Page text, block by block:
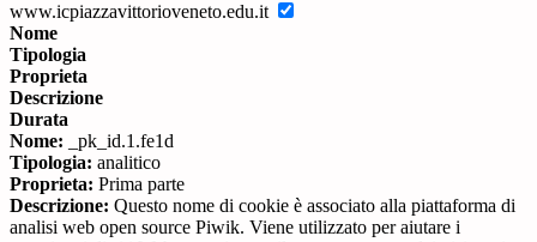
www.icpiazzavittorioveneto.edu.it
Nome
Tipologia
Proprieta
Descrizione
Durata
Nome: _pk_id.1.fe1d
Tipologia: analitico
Proprieta: Prima parte
Descrizione: Questo nome di cookie è associato alla piattaforma di
analisi web open source Piwik. Viene utilizzato per aiutare i